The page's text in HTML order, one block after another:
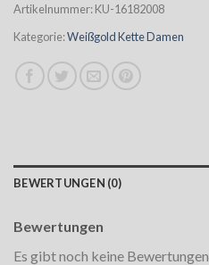
Artikelnummer:KU-16182008
Kategorie:Weißgold Kette Damen
BEWERTUNGEN (0)
Bewertungen
Es gibt noch keine Bewertungen.